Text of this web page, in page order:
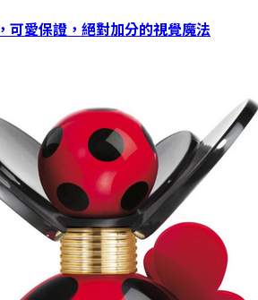
愛保證，絕對加分的視覺魔法